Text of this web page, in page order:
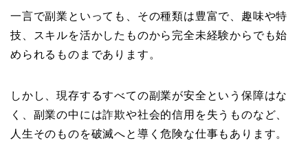
一言で副業といっても、その種類は豊富で、趣味や特
技、スキルを活かしたものから完全未経験からでも始
められるものまであります。
しかし、現存するすべての副業が安全という保障はな
く、副業の中には詐欺や社会的信用を失うものなど、
人生そのものを破滅へと導く危険な仕事もあります。